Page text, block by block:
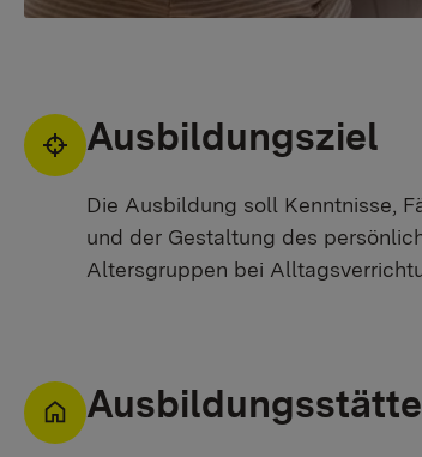
Ausbildungsziel
Die Ausbildung soll Kenntnisse,
und der Gestaltung des
Altersgruppen bei